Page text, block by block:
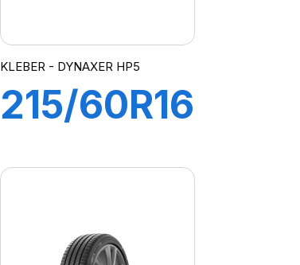
KLEBER - DYNAXER HP5
215/60R16
HP5